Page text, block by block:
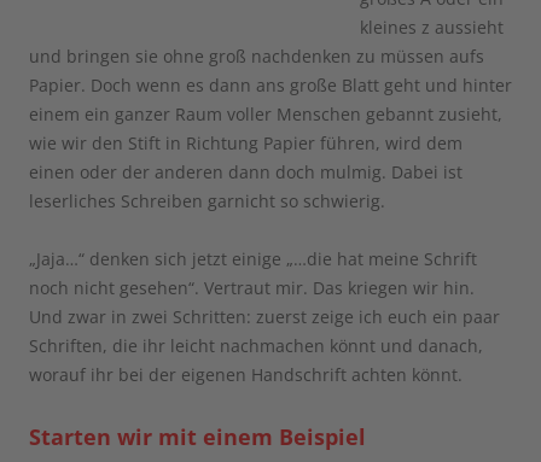
kleines z aussieht
und bringen sie ohne groß nachdenken zu müssen aufs
Papier. Doch wenn es dann ans große Blatt geht und hinter
einem ein ganzer Raum voller Menschen gebannt zusieht,
wie wir den Stift in Richtung Papier führen, wird dem
einen oder der anderen dann doch mulmig. Dabei ist
leserliches Schreiben garnicht so schwierig.
„Jaja…“ denken sich jetzt einige „…die hat meine Schrift
noch nicht gesehen“. Vertraut mir. Das kriegen wir hin.
Und zwar in zwei Schritten: zuerst zeige ich euch ein paar
Schriften, die ihr leicht nachmachen könnt und danach,
worauf ihr bei der eigenen Handschrift achten könnt.
Starten wir mit einem Beispiel